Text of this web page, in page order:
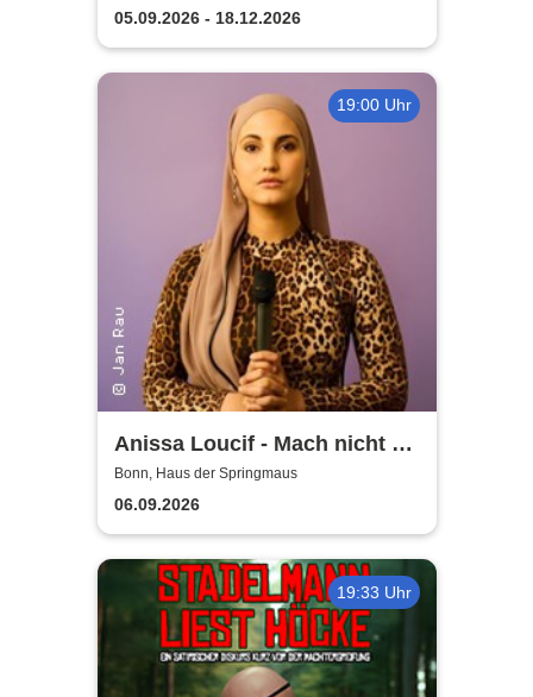
05.09.2026 - 18.12.2026
19:00 Uhr
Anissa Loucif - Mach nicht so
auf teuer
Bonn, Haus der Springmaus
06.09.2026
19:33 Uhr